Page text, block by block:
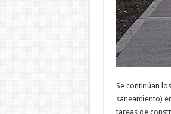
Se continúan
saneamiento)
tareas de